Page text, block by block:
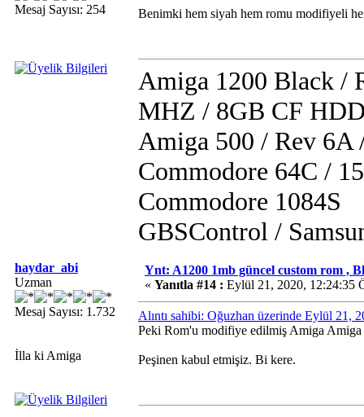
Mesaj Sayısı: 254 Benimki hem siyah hem romu modifiyeli
Amiga 1200 Black /
MHZ / 8GB CF
Amiga 500 / Rev
Commodore 64C /
Commodore 1084S
GBSControl /
haydar_abi
Uzman
Mesaj Sayısı: 1.732
İlla ki Amiga
Ynt: A1200 1mb güncel custom rom ,
« Yanıtla #14 : Eylül 21, 2020, 12:24:35
Alıntı sahibi: Oğuzhan üzerinde Eylül 21,
Peki Rom'u modifiye edilmiş Amiga Amiga
Peşinen kabul etmişiz. Bi kere.